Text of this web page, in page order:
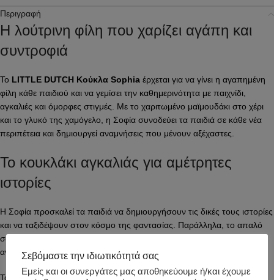
Περιγραφή
Η λούτρινη φίλη που χαρίζει αγάπη και
συντροφιά
Το LITTLE DUTCH Κούκλα Sophia έρχεται για να γίνει η αγαπημένη
φίλη κάθε παιδιού και να γεμίσει την καθημερινότητα με παιχνίδι,
αγκαλιές και όμορφες στιγμές. Με το χαριτωμένο μαϊμουδάκι στο χέρι
και το γλυκό της χαμόγελο, η Σοφία συνοδεύει τα παιδιά σε κάθε νέα
περιπέτεια και δημιουργεί αναμνήσεις που μένουν αξέχαστες.
Το κουκλάκι αγκαλιάς για αμέτρητες
ιστορίες
Η Σοφία προσκαλεί τα παιδιά να δημιουργήσουν τις δικές τους ιστορίες
και να ταξιδέψουν στον κόσμο της φαντασίας. Παράλληλα, το απαλό
σώμα και η ευχάριστη υφή της χαρίζουν άνεση και ζεστασιά σε κάθε
αγκαλιά.
Το μικρό μαϊμουδάκι που κρατά στο χέρι γίνεται μέρος του παιχνιδιού
Σεβόμαστε την ιδιωτικότητά σας
Εμείς και οι συνεργάτες μας αποθηκεύουμε ή/και έχουμε